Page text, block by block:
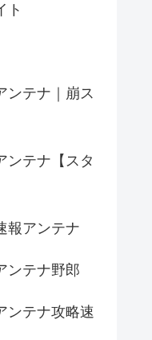
ト
ンテナ｜崩ス
ンテナ【スタ
報アンテナ
ンテナ野郎
ンテナ攻略速